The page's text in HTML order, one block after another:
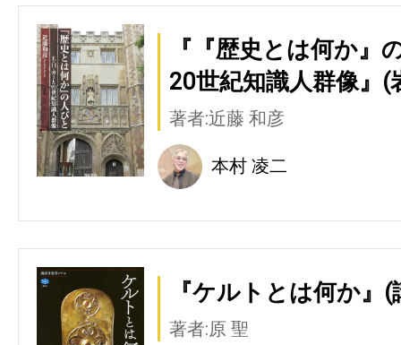
『『歴史とは何か』
20世紀知識人群像』(
著者:近藤 和彦
本村 凌二
『ケルトとは何か』(
著者:原 聖